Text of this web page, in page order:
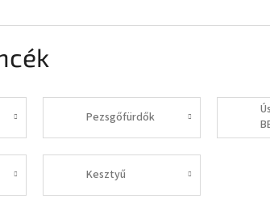
Pezsgőfürdők
Kesztyű